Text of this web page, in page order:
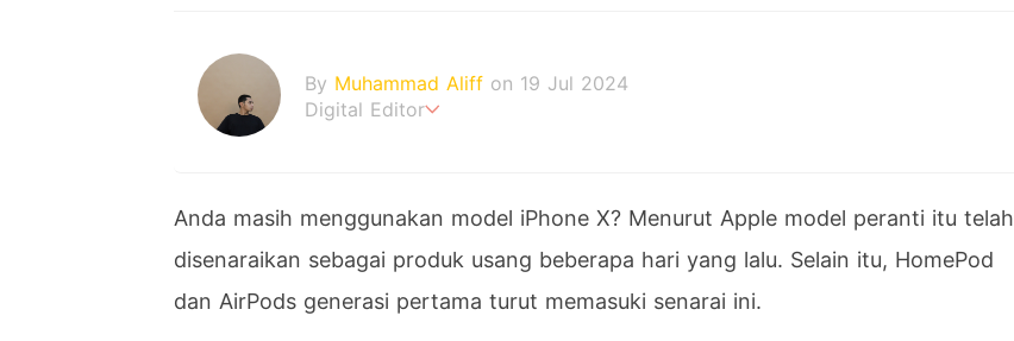
By Muhammad Aliff on 19 Jul 2024
Digital Editor
Anda masih menggunakan model iPhone X? Menurut Apple model peranti itu telah
disenaraikan sebagai produk usang beberapa hari yang lalu. Selain itu, HomePod
dan AirPods generasi pertama turut memasuki senarai ini.